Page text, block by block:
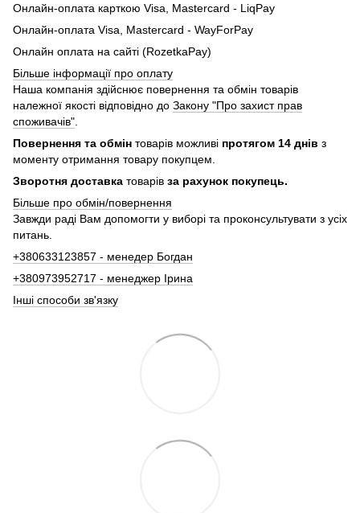
Онлайн-оплата карткою Visa, Mastercard - LiqPay
Онлайн-оплата Visa, Mastercard - WayForPay
Онлайн оплата на сайті (RozetkaPay)
Більше інформації про оплату
Наша компанія здійснює повернення та обмін товарів
належної якості відповідно до Закону "Про захист прав
споживачів"
Повернення та обмін товарів можливі протягом 14 днів з
моменту отримання товару покупцем.
Зворотня доставка товарів за рахунок покупець.
Більше про обмін/повернення
Завжди раді Вам допомогти у виборі та проконсультувати з усіх
питань.
+380633123857 - менедер Богдан
+380973952717 - менеджер Ірина
Інші способи зв'язку